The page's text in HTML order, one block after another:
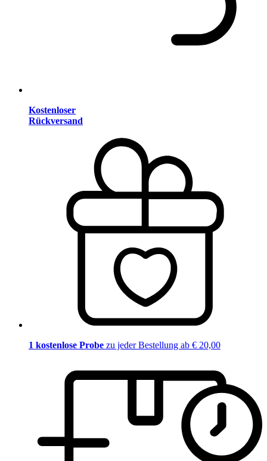
Kostenloser
Rückversand
1 kostenlose Probe zu jeder Bestellung ab € 20,00